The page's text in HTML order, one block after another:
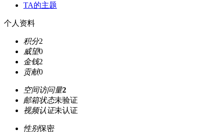
TA的主题
个人资料
积分2
威望0
金钱2
贡献0
空间访问量2
邮箱状态未验证
视频认证未认证
性别保密